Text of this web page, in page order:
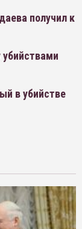
получил к
в убийстве